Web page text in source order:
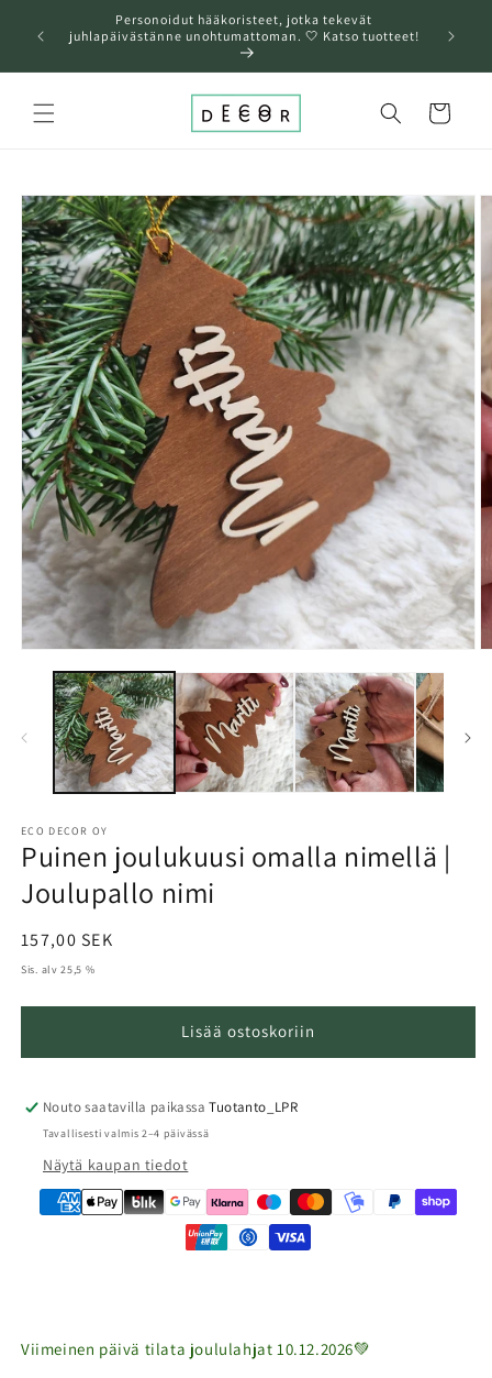
sisältöön
Personoidut hääkoristeet, jotka tekevät
juhlapäivästänne unohtumattoman. 🤍 Katso tuotteet!
Ostoskori
Siirry
tuotetietoihin
ECO DECOR OY
Puinen joulukuusi omalla nimellä |
Joulupallo nimi
Normaalihinta
157,00 SEK
Sis. alv 25,5 %
Lisää ostoskoriin
Nouto saatavilla paikassaTuotanto_LPR
Tavallisesti valmis 2–4 päivässä
Näytä kaupan tiedot
Viimeinen päivä tilata joululahjat 10.12.2026💚